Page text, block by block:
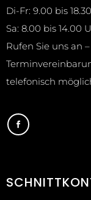
Di-Fr: 9.00 bis
Sa: 8.00 bis 14.00
Rufen Sie uns an
telefonisch